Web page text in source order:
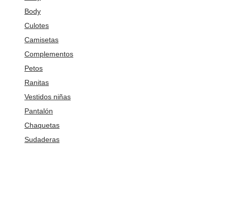
Body
Culotes
Camisetas
Complementos
Petos
Ranitas
Vestidos niñas
Pantalón
Chaquetas
Sudaderas